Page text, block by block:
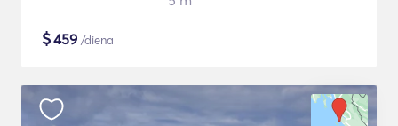
$459 /diena